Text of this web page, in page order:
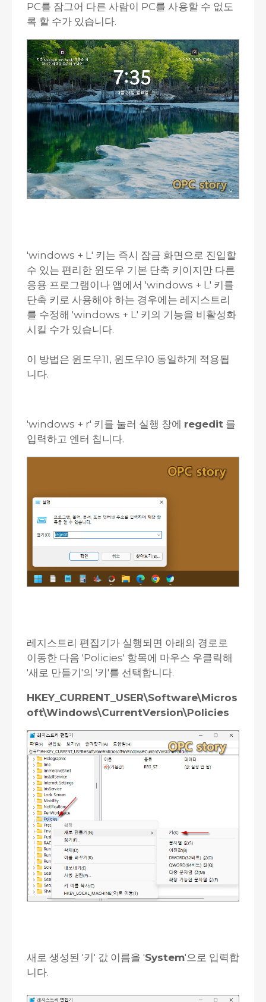
PC를 잠그어 다른 사람이 PC를 사용할 수 없도
록 할 수가 있습니다.
'windows + L' 키는 즉시 잠금 화면으로 진입할
수 있는 편리한 윈도우 기본 단축 키이지만 다른
응용 프로그램이나 앱에서 'windows + L' 키를
단축 키로 사용해야 하는 경우에는 레지스트리
를 수정해 'windows + L' 키의 기능을 비활성화
시킬 수가 있습니다.
이 방법은 윈도우11, 윈도우10 동일하게 적용됩
니다.
'windows + r' 키를 눌러 실행 창에 regedit 를
입력하고 엔터 칩니다.
레지스트리 편집기가 실행되면 아래의 경로로
이동한 다음 'Policies' 항목에 마우스 우클릭해
'새로 만들기'의 '키'를 선택합니다.
HKEY_CURRENT_USER\Software\Micros
oft\Windows\CurrentVersion\Policies
새로 생성된 '키' 값 이름을 'System'으로 입력합
니다.